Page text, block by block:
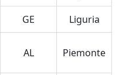
GE Liguria
AL Piemonte